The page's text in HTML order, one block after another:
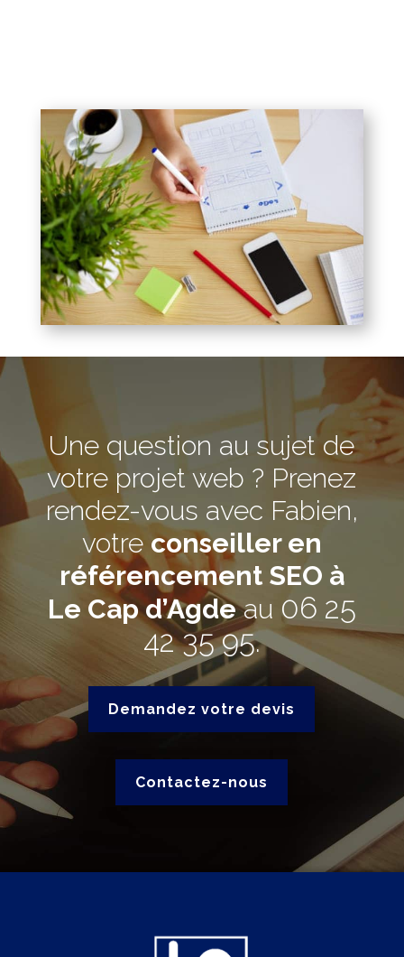
Une question au sujet de
votre projet web ? Prenez
rendez-vous avec Fabien,
votre conseiller en
référencement SEO à
Le Cap d’Agdeau 06 25
42 35 95.
Demandez votre devis
Contactez-nous